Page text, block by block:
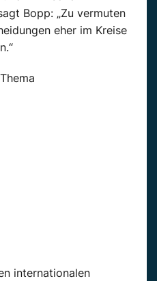
Bopp: „Zu vermuten
eher im Kreise
internationalen